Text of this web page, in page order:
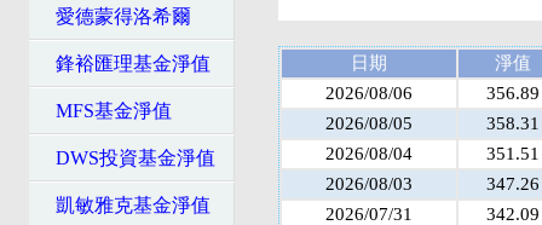
愛德蒙得洛希爾
鋒裕匯理基金淨值
MFS基金淨值
DWS投資基金淨值
凱敏雅克基金淨值
日期
淨值
2026/08/06
356.89
2026/08/05
358.31
2026/08/04
351.51
2026/08/03
347.26
2026/07/31
342.09